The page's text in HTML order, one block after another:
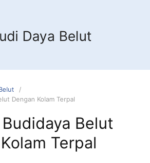
Daya Belut
Dengan Kolam Terpal
Belut
Terpal